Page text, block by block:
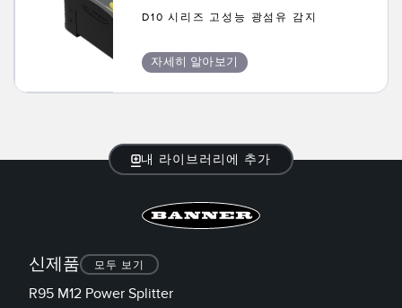
소프트웨어
Banner Measurement Sensor Software
센서 GUI 소프트웨어
TECHNOLOGY
D10 시리즈 고성능 광섬유 감지
자세히 알아보기
내 라이브러리에 추가
신제품 모두 보기
R95 M12 Power Splitter